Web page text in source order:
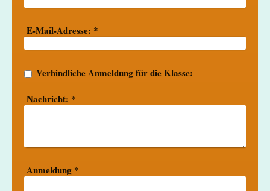
E-Mail-Adresse: *
Verbindliche Anmeldung für die Klasse:
Nachricht: *
Anmeldung*